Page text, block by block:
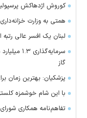
کوروش اژدهاکش
همتی به وزارت
لبنان یک افسر عالی
گاز
پزشکیان: بهترین زمان
با این شام خوشمزه
تفاهم‌نامه همکاری